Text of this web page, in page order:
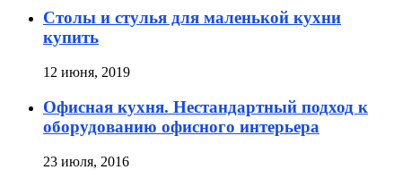
Столы и стулья для маленькой кухни
купить
12 июня, 2019
Офисная кухня. Нестандартный подход к
оборудованию офисного интерьера
23 июля, 2016